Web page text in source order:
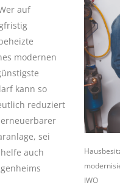
IWO
auf
modernen
kann so
reduziert
sei
auch